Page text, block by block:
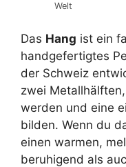
Welt
Das Hang ist ein
handgefertigtes
der Schweiz
zwei
werden und eine
bilden. Wenn du
einen warmen,
beruhigend als